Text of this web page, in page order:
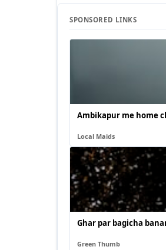
SPONSORED LINKS
Ambikapur me home
Local Maids
Ghar par bagicha
Green Thumb